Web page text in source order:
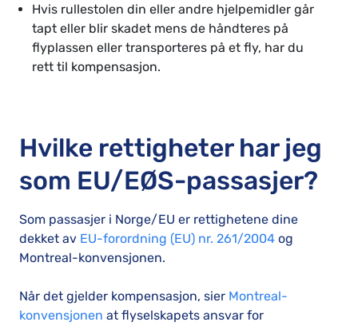
Hvis rullestolen din eller andre hjelpemidler går
tapt eller blir skadet mens de håndteres på
flyplassen eller transporteres på et fly, har du
rett til kompensasjon.
Hvilke rettigheter har jeg
som EU/EØS-passasjer?
Som passasjer i Norge/EU er rettighetene dine
dekket av EU-forordning (EU) nr. 261/2004 og
Montreal-konvensjonen.
Når det gjelder kompensasjon, sier Montreal-
konvensjonen at flyselskapets ansvar for